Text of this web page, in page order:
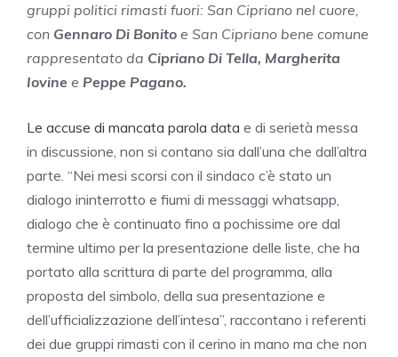
gruppi politici rimasti fuori: San Cipriano nel cuore,
con Gennaro Di Bonito e San Cipriano bene comune
rappresentato da Cipriano Di Tella, Margherita
Iovine e Peppe Pagano.
Le accuse di mancata parola data e di serietà messa
in discussione, non si contano sia dall’una che dall’altra
parte. “Nei mesi scorsi con il sindaco c’è stato un
dialogo ininterrotto e fiumi di messaggi whatsapp,
dialogo che è continuato fino a pochissime ore dal
termine ultimo per la presentazione delle liste, che ha
portato alla scrittura di parte del programma, alla
proposta del simbolo, della sua presentazione e
dell’ufficializzazione dell’intesa”, raccontano i referenti
dei due gruppi rimasti con il cerino in mano ma che non